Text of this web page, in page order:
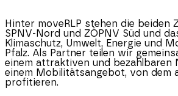
Hinter moveRLP stehen die beiden
SPNV-Nord und ZÖPNV Süd und
Klimaschutz, Umwelt, Energie und
Pfalz. Als Partner teilen wir
einem attraktiven und bezahlbaren
einem Mobilitätsangebot, von dem
profitieren.